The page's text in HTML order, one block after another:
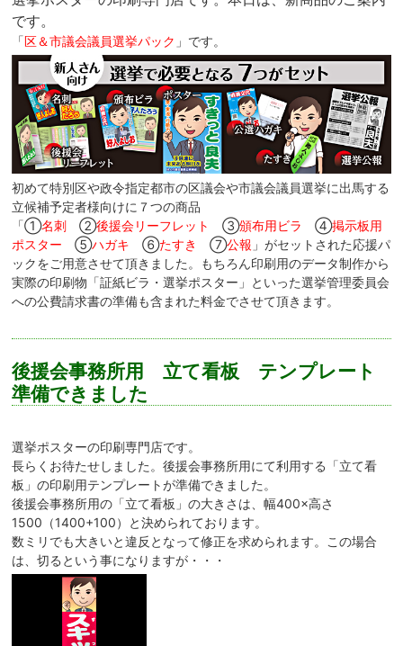
です。
「区＆市議会議員選挙パック 」です。
初めて特別区や政令指定都市の区議会や市議会議員選挙に出馬する
立候補予定者様向けに７つの商品
「①名刺 ②後援会リーフレット ③頒布用ビラ ④掲示板用
ポスター ⑤ハガキ ⑥たすき ⑦公報 」がセットされた応援パ
ックをご用意させて頂きました。もちろん印刷用のデータ制作から
実際の印刷物「証紙ビラ・選挙ポスター」といった選挙管理委員会
への公費請求書の準備も含まれた料金でさせて頂きます。
後援会事務所用 立て看板 テンプレート
準備できました
選挙ポスターの印刷専門店です。
長らくお待たせしました。後援会事務所用にて利用する「立て看
板」の印刷用テンプレートが準備できました。
後援会事務所用の「立て看板」の大きさは、幅400×高さ
1500（1400+100）と決められております。
数ミリでも大きいと違反となって修正を求められます。この場合
は、切るという事になりますが・・・